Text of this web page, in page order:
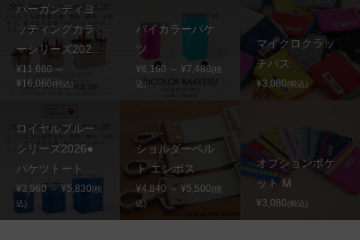
バーガンディヨ
ッティングカラ
ーシリーズ202...
¥11,660 ～
¥16,060(税込)
バイカラーバケ
ツ
¥6,160 ～ ¥7,480(税
込)
マイクロクラッ
チパス
¥3,080(税込)
ロイヤルブルー
シリーズ2026●
バケツトート...
¥3,960 ～ ¥5,830(税
込)
ショルダーベル
ト エンボス
¥4,840 ～ ¥5,500(税
込)
オプションポケ
ット M
¥3,080(税込)